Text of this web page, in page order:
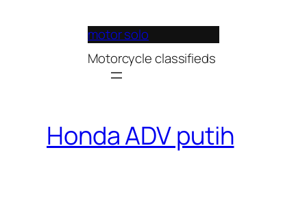
motor solo
Motorcycle classifieds
Honda ADV putih